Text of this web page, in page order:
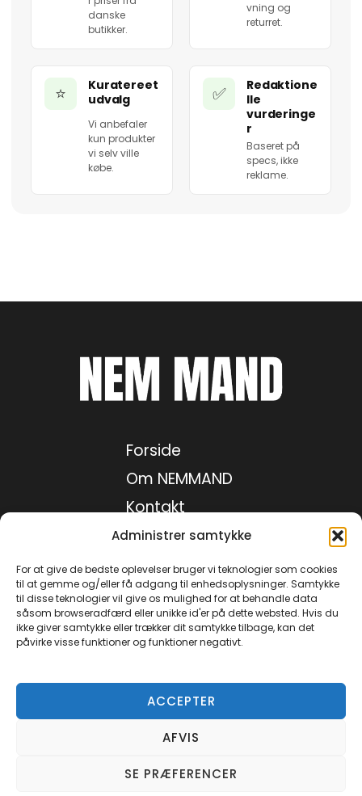
Administrer samtykke
For at give de bedste oplevelser bruger vi teknologier som cookies
til at gemme og/eller få adgang til enhedsoplysninger. Samtykke
til disse teknologier vil give os mulighed for at behandle data
såsom browseradfærd eller unikke id'er på dette websted. Hvis du
ikke giver samtykke eller trækker dit samtykke tilbage, kan det
påvirke visse funktioner og funktioner negativt.
ACCEPTER
AFVIS
SE PRÆFERENCER
danske
butikker.
vning og
returret.
⭐
Kuratereet
udvalg
Vi anbefaler
kun produkter
vi selv ville
købe.
✅
Redaktione
lle
vurderinge
r
Baseret på
specs, ikke
reklame.
Forside
Om NEMMAND
Kontakt
Medie kit
Privatlivspolitik
Facebook
Instagram
TikTok
YouTube
© 2026 Nemmand.dk - Alle rettigheder forbeholdes.